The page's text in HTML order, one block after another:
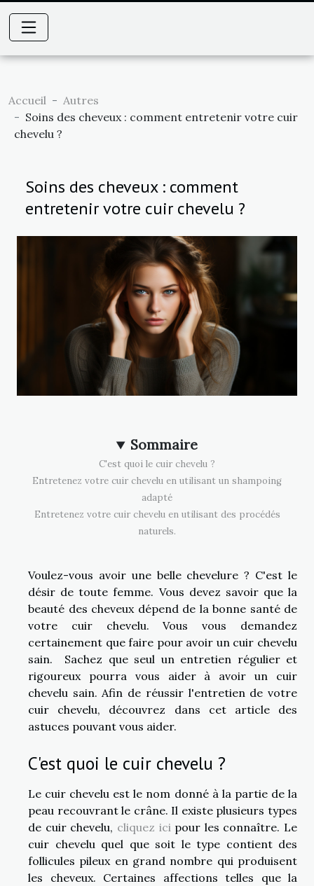
Accueil
Autres
Soins des cheveux : comment entretenir votre cuir
chevelu ?
Soins des cheveux : comment
entretenir votre cuir chevelu ?
Sommaire
C'est quoi le cuir chevelu ?
Entretenez votre cuir chevelu en utilisant un shampoing
adapté
Entretenez votre cuir chevelu en utilisant des procédés
naturels.
Voulez-vous avoir une belle chevelure ? C'est le
désir de toute femme. Vous devez savoir que la
beauté des cheveux dépend de la bonne santé de
votre cuir chevelu. Vous vous demandez
certainement que faire pour avoir un cuir chevelu
sain. Sachez que seul un entretien régulier et
rigoureux pourra vous aider à avoir un cuir
chevelu sain. Afin de réussir l'entretien de votre
cuir chevelu, découvrez dans cet article des
astuces pouvant vous aider.
C'est quoi le cuir chevelu ?
Le cuir chevelu est le nom donné à la partie de la
peau recouvrant le crâne. Il existe plusieurs types
de cuir chevelu, cliquez ici pour les connaître. Le
cuir chevelu quel que soit le type contient des
follicules pileux en grand nombre qui produisent
les cheveux. Certaines affections telles que la